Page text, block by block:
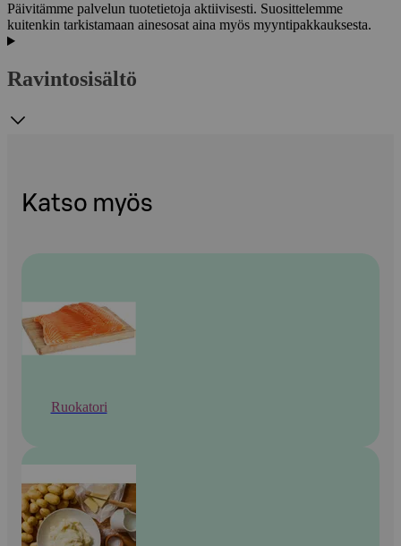
Päivitämme palvelun tuotetietoja aktiivisesti. Suosittelemme
kuitenkin tarkistamaan ainesosat aina myös myyntipakkauksesta.
Ravintosisältö
Katso myös
Ruokatori